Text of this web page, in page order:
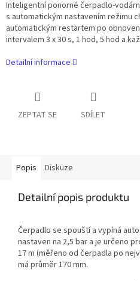
Inteligentní ponorné čerpadlo-
s automatickým nastavením režimu
automatickým restartem po
intervalem 3 x 30 s, 1 hod, 5 hod a
Detailní informace
ZEPTAT SE SDÍLET
Popis Diskuze
Detailní popis produktu
Čerpadlo se spouští a vypíná
nastaven na 2,5 bar a je určeno
17 m (měřeno od čerpadla po
má průměr 170 mm.